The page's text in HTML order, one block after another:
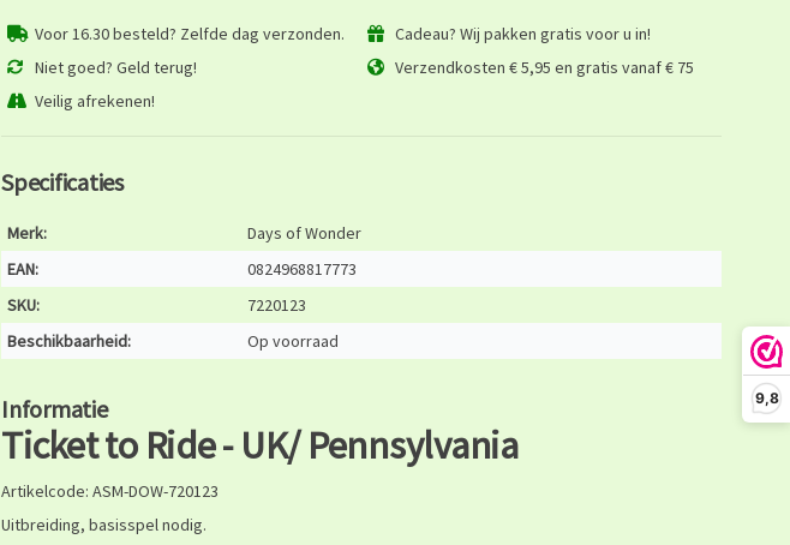
9,8
Voor 16.30 besteld? Zelfde dag verzonden.
Cadeau? Wij pakken gratis voor u in!
Niet goed? Geld terug!
Verzendkosten € 5,95 en gratis vanaf € 75
Veilig afrekenen!
Specificaties
Merk:
Days of Wonder
EAN:
0824968817773
SKU:
7220123
Beschikbaarheid:
Op voorraad
Informatie
Ticket to Ride - UK/ Pennsylvania
Artikelcode: ASM-DOW-720123
Uitbreiding, basisspel nodig.